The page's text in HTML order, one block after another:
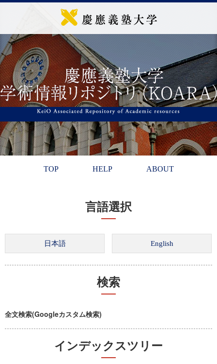
TOP HELP ABOUT
言語選択
検索
全文検索(Googleカスタム検索)
インデックスツリー